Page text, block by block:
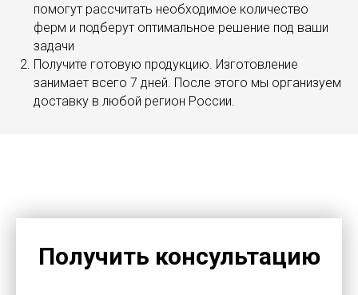
помогут рассчитать необходимое количество
ферм и подберут оптимальное решение под ваши
задачи
Получите готовую продукцию. Изготовление
занимает всего 7 дней. После этого мы организуем
доставку в любой регион России.
Получить консультацию